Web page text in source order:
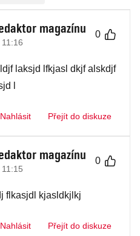
magazínu 0
laksjd lfkjasl dkjf alskdjf
l
Nahlásit Přejít do diskuze
magazínu 0
flkasjdl kjasldkjlkj
Nahlásit Přejít do diskuze